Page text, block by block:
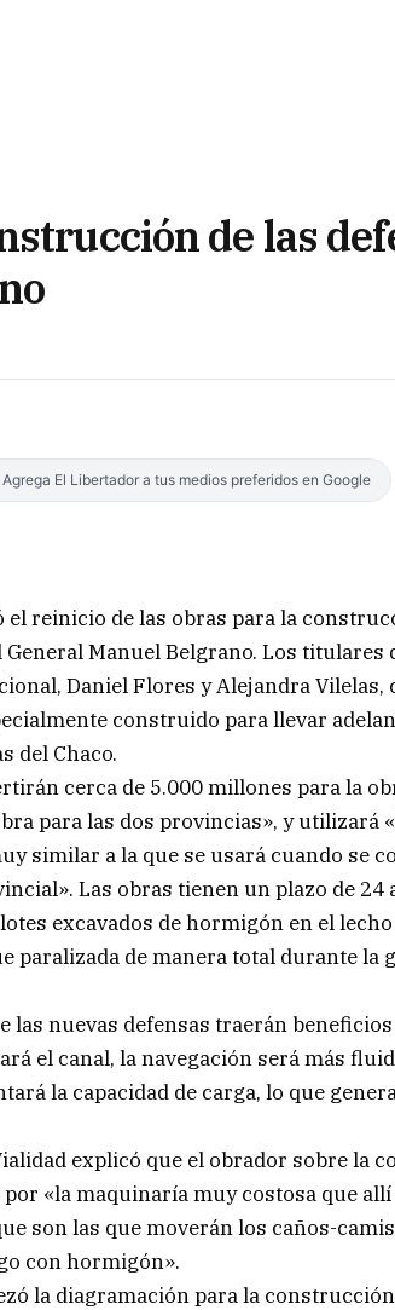
de las
Agrega El Libertador a tus medios preferidos en Google
reinicio de las obras para la
Manuel Belgrano. Los
Daniel Flores y Alejandra
construido para llevar
del Chaco.
cerca de 5.000 millones para la
para las dos provincias», y utilizará
similar a la que se usará cuando se
Las obras tienen un plazo de 24
excavados de hormigón en el
paralizada de manera total durante
las nuevas defensas traerán
el canal, la navegación será más
la capacidad de carga, lo que
explicó que el obrador sobre la
«la maquinaría muy costosa que
son las que moverán los caños-
con hormigón».
la diagramación para la